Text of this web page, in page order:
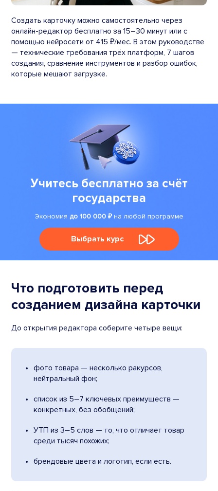
Создать карточку можно самостоятельно через
онлайн-редактор бесплатно за 15–30 минут или с
помощью нейросети от 415 ₽/мес. В этом руководстве
— технические требования трёх платформ, 7 шагов
создания, сравнение инструментов и разбор ошибок,
которые мешают загрузке.
Учитесь бесплатно за счёт
государства
Экономия до 100 000 ₽на любой программе
Выбрать курс
Что подготовить перед
созданием дизайна карточки
До открытия редактора соберите четыре вещи:
фото товара — несколько ракурсов,
нейтральный фон;
список из 5–7 ключевых преимуществ —
конкретных, без обобщений;
УТП из 3–5 слов — то, что отличает товар
среди тысяч похожих;
брендовые цвета и логотип, если есть.